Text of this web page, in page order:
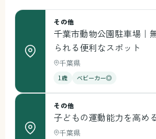
その他
千葉市動物公園駐車場｜
られる便利なスポット
千葉県
1歳 ベビーカー◎
その他
子どもの運動能力を高め
千葉県